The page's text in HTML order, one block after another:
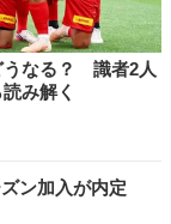
うなる？ 識者2人
み解く
ン加入が内定